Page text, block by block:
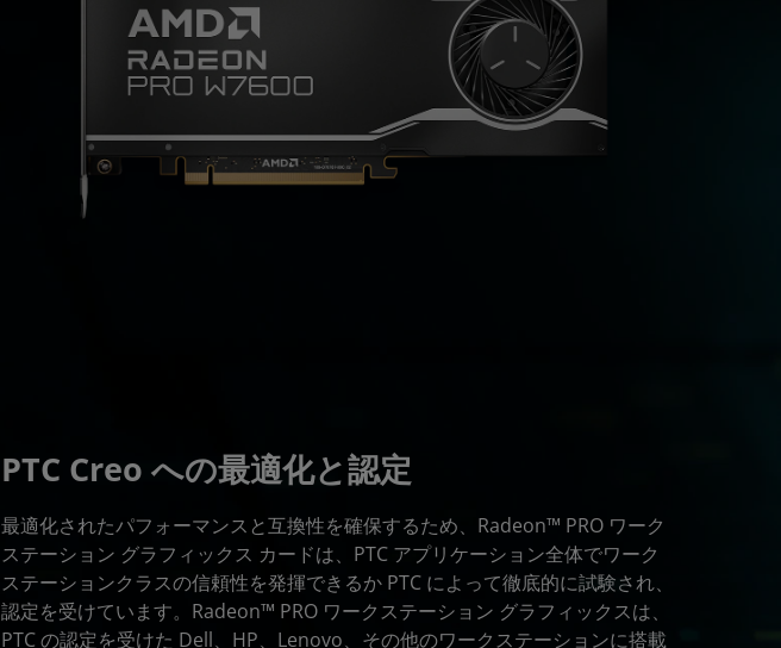
PTC Creo への最適化と認定
最適化されたパフォーマンスと互換性を確保するため、Radeon™ PRO ワーク
ステーション グラフィックス カードは、PTC アプリケーション全体でワーク
ステーションクラスの信頼性を発揮できるか PTC によって徹底的に試験され、
認定を受けています。Radeon™ PRO ワークステーション グラフィックスは、
PTC の認定を受けた Dell、HP、Lenovo、その他のワークステーションに搭載